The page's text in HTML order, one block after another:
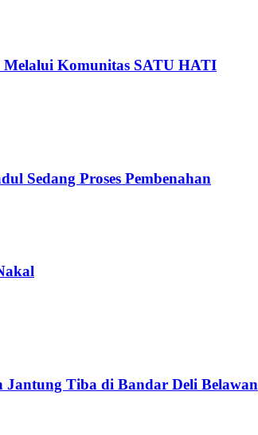
Komunitas SATU HATI
Sedang Proses Pembenahan
Tiba di Bandar Deli Belawan